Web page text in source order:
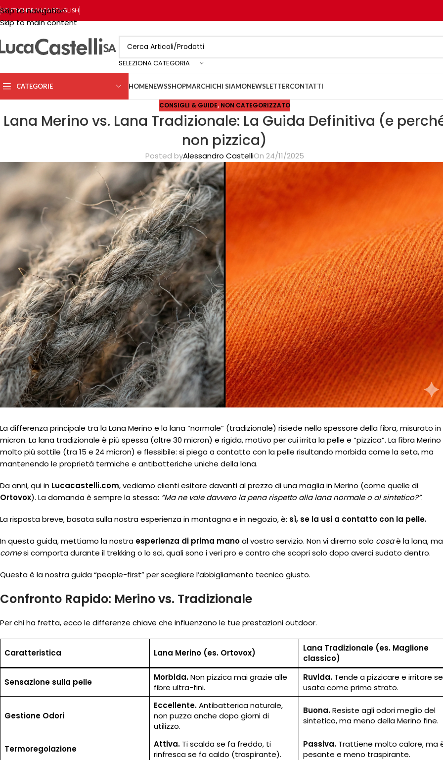
Skip to navigation
Skip to main content
DEUTSCHFRANÇAISENGLISH
SELEZIONA CATEGORIA
CATEGORIE HOMENEWSSHOPMARCHICHI SIAMONEWSLETTERCONTATTI
CONSIGLI & GUIDE, NON CATEGORIZZATO
Lana Merino vs. Lana Tradizionale: La Guida Definitiva (e
non pizzica)
Posted byAlessandro CastelliOn 24/11/2025
La differenza principale tra la Lana Merino e la lana “normale” (tradizionale) risiede nello spessore della fibra, misurato in
micron. La lana tradizionale è più spessa (oltre 30 micron) e rigida, motivo per cui irrita la pelle e “pizzica”. La fibra Merino
molto più sottile (tra 15 e 24 micron) e flessibile: si piega a contatto con la pelle risultando morbida come la seta, ma
mantenendo le proprietà termiche e antibatteriche uniche della lana.
Da anni, qui in Lucacastelli.com, vediamo clienti esitare davanti al prezzo di una maglia in Merino (come quelle di
Ortovox). La domanda è sempre la stessa: “Ma ne vale davvero la pena rispetto alla lana normale o al sintetico?”.
La risposta breve, basata sulla nostra esperienza in montagna e in negozio, è: sì, se la usi a contatto con la pelle.
In questa guida, mettiamo la nostra esperienza di prima manoal vostro servizio. Non vi diremo solo cosaè la lana, ma
comesi comporta durante il trekking o lo sci, quali sono i veri pro e contro che scopri solo dopo averci sudato dentro.
Questa è la nostra guida “people-first” per scegliere l’abbigliamento tecnico giusto.
Confronto Rapido: Merino vs. Tradizionale
Per chi ha fretta, ecco le differenze chiave che influenzano le tue prestazioni outdoor.
Caratteristica Lana Merino (es. Ortovox)
Lana Tradizionale (es. Maglione
classico)
Sensazione sulla pelle Morbida.Non pizzica mai grazie alle
fibre ultra-fini.
Ruvida.Tende a pizzicare e irritare se
usata come primo strato.
Gestione Odori
Eccellente.Antibatterica naturale,
non puzza anche dopo giorni di
utilizzo.
Buona.Resiste agli odori meglio del
sintetico, ma meno della Merino fine.
Termoregolazione Attiva.Ti scalda se fa freddo, ti
rinfresca se fa caldo (traspirante).
Passiva.Trattiene molto calore, ma
pesante e meno traspirante.